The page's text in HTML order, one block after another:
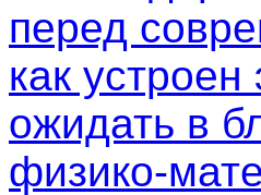
перед
как
ожидать в
физико-